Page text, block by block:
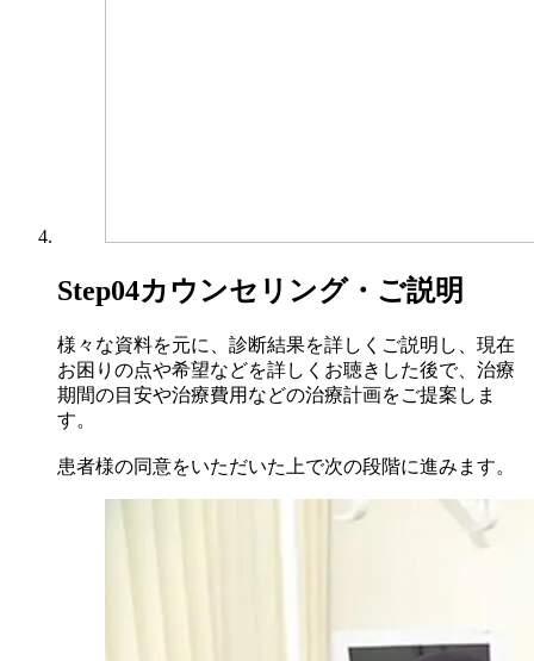
Step04カウンセリング・ご説明
様々な資料を元に、診断結果を詳しくご説明し、現在
お困りの点や希望などを詳しくお聴きした後で、治療
期間の目安や治療費用などの治療計画をご提案しま
す。
患者様の同意をいただいた上で次の段階に進みます。